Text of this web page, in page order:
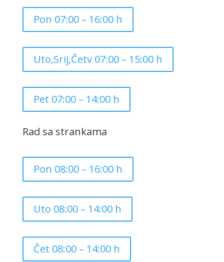
Pon 07:00 – 16:00 h
Uto,Srij,Četv 07:00 – 15:00 h
Pet 07:00 – 14:00 h
Rad sa strankama
Pon 08:00 – 16:00 h
Uto 08:00 – 14:00 h
Čet 08:00 – 14:00 h